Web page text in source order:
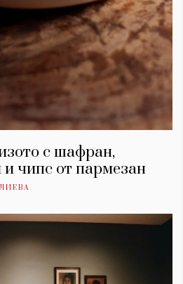
с шафран,
и чипс от пармезан